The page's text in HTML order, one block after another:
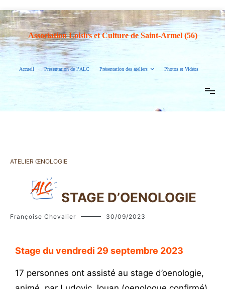
Association Loisirs et Culture de Saint-Armel (56)
Accueil Présentation de l’ALC Présentation des ateliers Photos et Vidéos
ATELIER ŒNOLOGIE
STAGE D’OENOLOGIE
Françoise Chevalier 30/09/2023
Stage du vendredi 29 septembre 2023
17 personnes ont assisté au stage d’oenologie,